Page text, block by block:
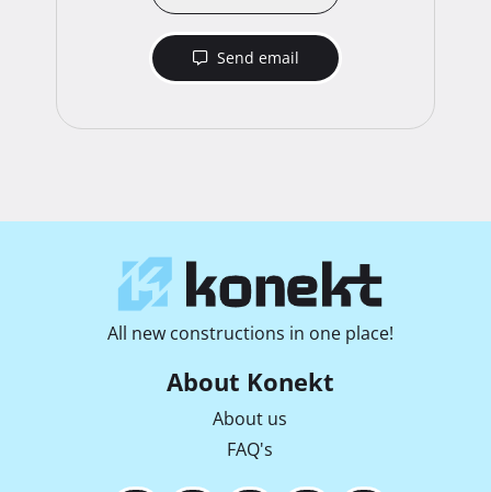
Send email
All new constructions in one place!
About Konekt
About us
FAQ's